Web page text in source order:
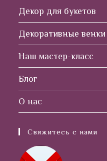
Декор для букетов
Декоративные венки
Наш мастер-класс
Блог
О нас
Свяжитесь с нами